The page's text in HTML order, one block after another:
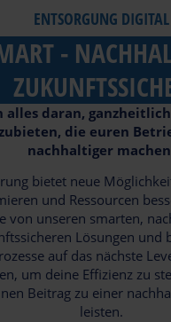
ENTSORGUNG DIGITAL
-
alles daran,
die euren
nachhaltiger
bietet neue
und Ressourcen
von unseren smarten,
Lösungen und
auf das nächste
um deine Effizienz zu
Beitrag zu einer
leisten.